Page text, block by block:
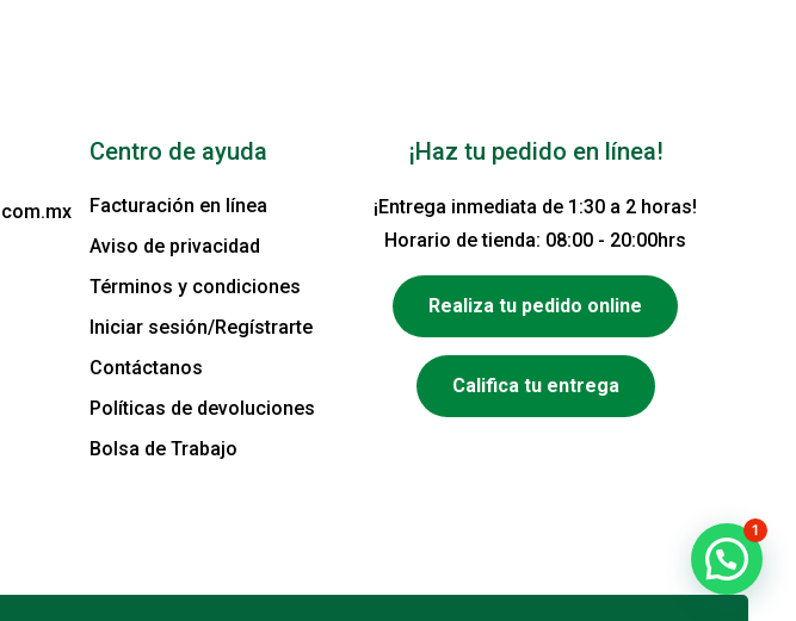
Centro de ayuda
Facturación en línea
Aviso de privacidad
Términos y condiciones
Iniciar sesión/Regístrarte
Contáctanos
Políticas de devoluciones
Bolsa de Trabajo
¡Haz tu pedido en línea!
¡Entrega inmediata de 1:30 a 2 horas!
Horario de tienda: 08:00 - 20:00hrs
Realiza tu pedido online
Califica tu entrega
1